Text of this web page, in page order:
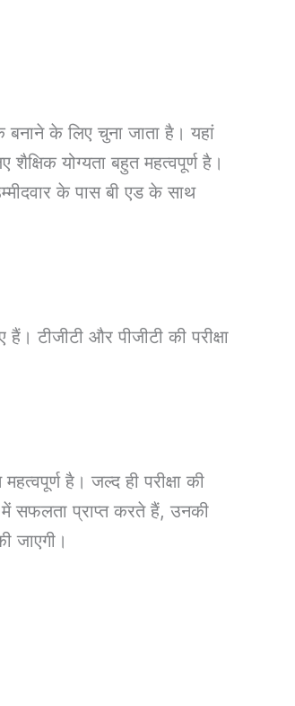
बनाने के लिए चुना जाता है। यहां
योग्यता बहुत महत्वपूर्ण है।
के पास बी एड के साथ
और पीजीटी की परीक्षा
है। जल्द ही परीक्षा की
में सफलता प्राप्त करते हैं, उनकी
जाएगी।